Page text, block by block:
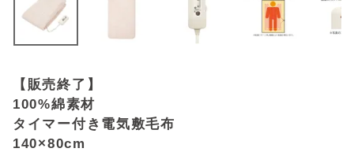
ログイン
【販売終了】
100%綿素材
タイマー付き電気敷毛布
140×80cm